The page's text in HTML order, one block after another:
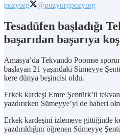
pozyorg @pozyorgpozyorg
Tesadüfen başladığı
başarıdan başarıya
Amasya’da Tekvando Poomse
başlayan 21 yaşındaki Sümeyye
kere dünya beşincisi oldu.
Erkek kardeşi Emre Şentürk’ü
yazdırırken Sümeyye’yi de haberi
Erkek kardeşini izlemeye gittiğinde
yazdırıldığını öğrenen Sümeyye